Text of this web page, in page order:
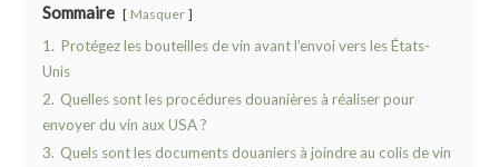
Sommaire Masquer
1. Protégez les bouteilles de vin avant l’envoi vers les États-
Unis
2. Quelles sont les procédures douanières à réaliser pour
envoyer du vin aux USA ?
3. Quels sont les documents douaniers à joindre au colis de vin